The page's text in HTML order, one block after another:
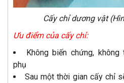
Cấy chỉ dương vật
Ưu điểm của cấy chỉ:
Không biến chứng,
phụ
Sau một thời gian cấy chỉ